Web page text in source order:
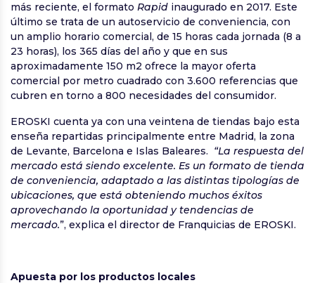
más reciente, el formato Rapid inaugurado en 2017. Este
último se trata de un autoservicio de conveniencia, con
un amplio horario comercial, de 15 horas cada jornada (8 a
23 horas), los 365 días del año y que en sus
aproximadamente 150 m2 ofrece la mayor oferta
comercial por metro cuadrado con 3.600 referencias que
cubren en torno a 800 necesidades del consumidor.
EROSKI cuenta ya con una veintena de tiendas bajo esta
enseña repartidas principalmente entre Madrid, la zona
de Levante, Barcelona e Islas Baleares. “La respuesta del
mercado está siendo excelente. Es un formato de tienda
de conveniencia, adaptado a las distintas tipologías de
ubicaciones, que está obteniendo muchos éxitos
aprovechando la oportunidad y tendencias de
mercado.”, explica el director de Franquicias de EROSKI.
Apuesta por los productos locales